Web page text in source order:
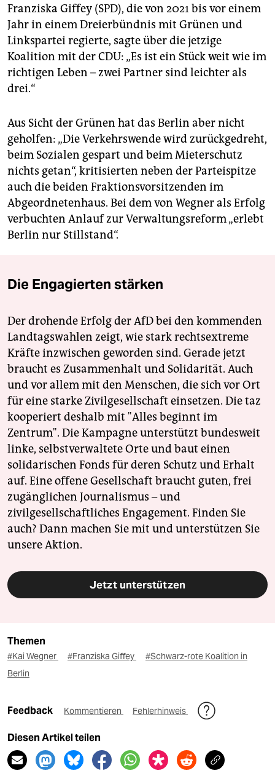
Franziska Giffey (SPD), die von 2021 bis vor einem
Jahr in einem Dreierbündnis mit Grünen und
Linkspartei regierte, sagte über die jetzige
Koalition mit der CDU: „Es ist ein Stück weit wie im
richtigen Leben – zwei Partner sind leichter als
drei.“
Aus Sicht der Grünen hat das Berlin aber nicht
geholfen: „Die Verkehrswende wird zurückgedreht,
beim Sozialen gespart und beim Mieterschutz
nichts getan“, kritisierten neben der Parteispitze
auch die beiden Fraktionsvorsitzenden im
Abgeordnetenhaus. Bei dem von Wegner als Erfolg
verbuchten Anlauf zur Verwaltungsreform „erlebt
Berlin nur Stillstand“.
Die Engagierten stärken
Der drohende Erfolg der AfD bei den kommenden
Landtagswahlen zeigt, wie stark rechtsextreme
Kräfte inzwischen geworden sind. Gerade jetzt
braucht es Zusammenhalt und Solidarität. Auch
und vor allem mit den Menschen, die sich vor Ort
für eine starke Zivilgesellschaft einsetzen. Die taz
kooperiert deshalb mit "Alles beginnt im
Zentrum". Die Kampagne unterstützt bundesweit
linke, selbstverwaltete Orte und baut einen
solidarischen Fonds für deren Schutz und Erhalt
auf. Eine offene Gesellschaft braucht guten, frei
zugänglichen Journalismus – und
zivilgesellschaftliches Engagement. Finden Sie
auch? Dann machen Sie mit und unterstützen Sie
unsere Aktion.
Jetzt unterstützen
Themen
#Kai Wegner #Franziska Giffey
#Schwarz-rote Koalition in
Berlin
Feedback Kommentieren Fehlerhinweis
Diesen Artikel teilen